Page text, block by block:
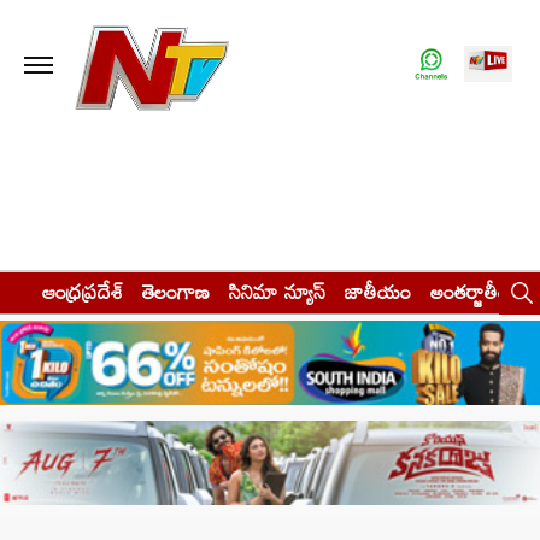
ఆంధ్రప్రదేశ్ తెలంగాణ సినిమా న్యూస్ జాతీయం అంతర్జాతీయం